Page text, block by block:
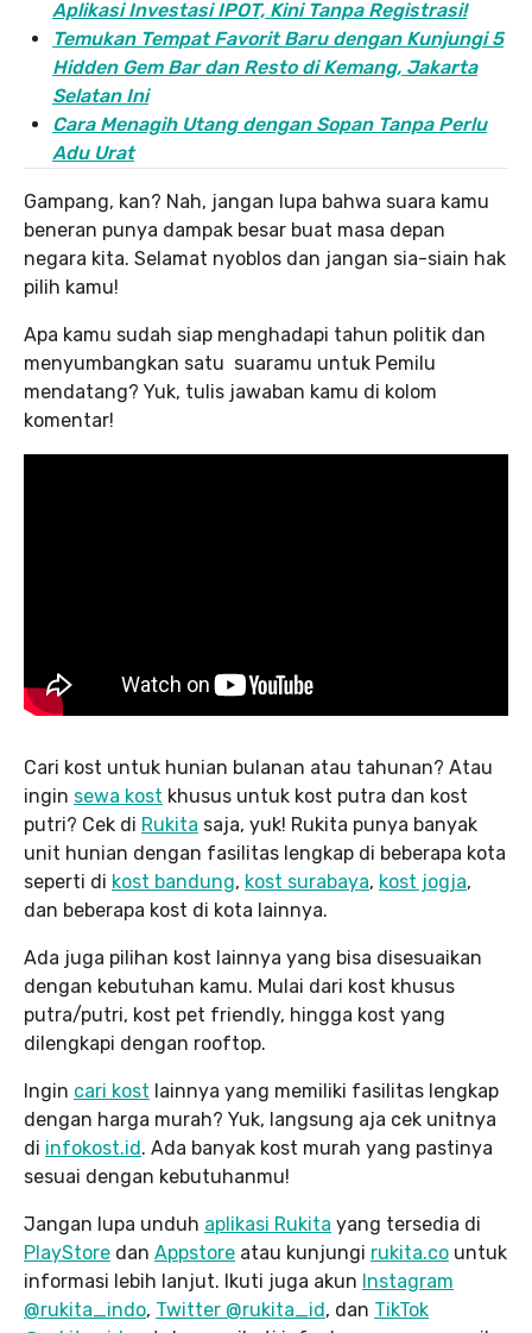
Aplikasi Investasi IPOT, Kini Tanpa Registrasi!
Temukan Tempat Favorit Baru dengan Kunjungi 5
Hidden Gem Bar dan Resto di Kemang, Jakarta
Selatan Ini
Cara Menagih Utang dengan Sopan Tanpa Perlu
Adu Urat
Gampang, kan? Nah, jangan lupa bahwa suara kamu
beneran punya dampak besar buat masa depan
negara kita. Selamat nyoblos dan jangan sia-siain hak
pilih kamu!
Apa kamu sudah siap menghadapi tahun politik dan
menyumbangkan satu suaramu untuk Pemilu
mendatang? Yuk, tulis jawaban kamu di kolom
komentar!
Cari kost untuk hunian bulanan atau tahunan? Atau
ingin sewa kost khusus untuk kost putra dan kost
putri? Cek di Rukita saja, yuk! Rukita punya banyak
unit hunian dengan fasilitas lengkap di beberapa kota
seperti di kost bandung, kost surabaya, kost jogja,
dan beberapa kost di kota lainnya.
Ada juga pilihan kost lainnya yang bisa disesuaikan
dengan kebutuhan kamu. Mulai dari kost khusus
putra/putri, kost pet friendly, hingga kost yang
dilengkapi dengan rooftop.
Ingin cari kost lainnya yang memiliki fasilitas lengkap
dengan harga murah? Yuk, langsung aja cek unitnya
di infokost.id. Ada banyak kost murah yang pastinya
sesuai dengan kebutuhanmu!
Jangan lupa unduh aplikasi Rukita yang tersedia di
PlayStore dan Appstore atau kunjungi rukita.co untuk
informasi lebih lanjut. Ikuti juga akun Instagram
@rukita_indo, Twitter @rukita_id, dan TikTok